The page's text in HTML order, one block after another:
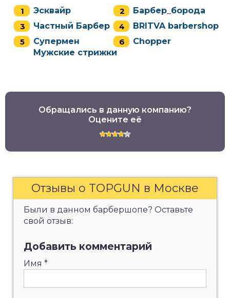
Эсквайр
Барбер_борода
Частный Барбер
BRITVA barbershop
Супермен
Мужские стрижки
Chopper
Обращались в данную компанию?
Оцените её
Отзывы о TOPGUN в Москве
Были в данном барбершопе? Оставьте
свой отзыв:
Добавить комментарий
Имя *